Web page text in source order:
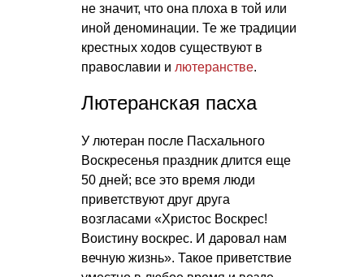
не значит, что она плоха в той или
иной деноминации. Те же традиции
крестных ходов существуют в
православии и лютеранстве.
Лютеранская пасха
У лютеран после Пасхального
Воскресенья праздник длится еще
50 дней; все это время люди
приветствуют друг друга
возгласами «Христос Воскрес!
Воистину воскрес. И даровал нам
вечную жизнь». Такое приветствие